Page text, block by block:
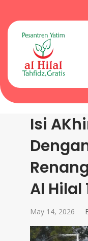
Isi
Al Hilal
May 14, 2026